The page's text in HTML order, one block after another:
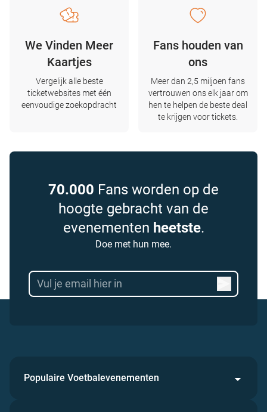
We Vinden Meer
Kaartjes
Vergelijk alle beste
ticketwebsites met één
eenvoudige zoekopdracht
Fans houden van
ons
Meer dan 2,5 miljoen fans
vertrouwen ons elk jaar om
hen te helpen de beste deal
te krijgen voor tickets.
70.000 Fans worden op de
hoogte gebracht van de
evenementen heetste.
Doe met hun mee.
Populaire Voetbalevenementen